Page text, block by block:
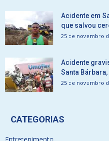
Acidente em
que salvou
25 de novembro
Acidente
Santa Bárbara,
25 de novembro
CATEGORIAS